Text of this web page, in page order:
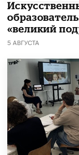
«великий
5 АВГУСТА